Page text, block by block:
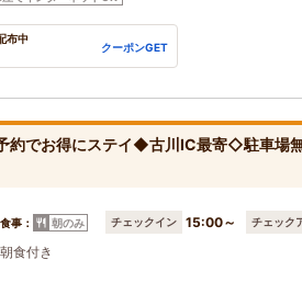
布中
クーポンGET
約でお得にステイ◆古川IC最寄◇駐車
食事： 朝のみ チェックイン 15:00～ チェック
朝食付き